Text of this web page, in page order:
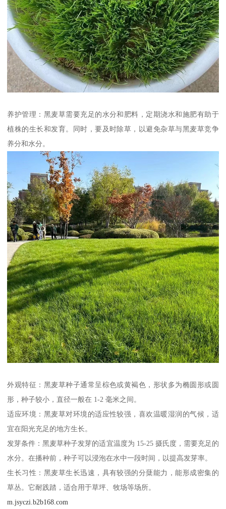
养护管理：黑麦草需要充足的水分和肥料，定期浇水和施肥有助于
植株的生长和发育。同时，要及时除草，以避免杂草与黑麦草竞争
养分和水分。
外观特征：黑麦草种子通常呈棕色或黄褐色，形状多为椭圆形或圆
形，种子较小，直径一般在 1-2 毫米之间。
适应环境：黑麦草对环境的适应性较强，喜欢温暖湿润的气候，适
宜在阳光充足的地方生长。
发芽条件：黑麦草种子发芽的适宜温度为 15-25 摄氏度，需要充足的
水分。在播种前，种子可以浸泡在水中一段时间，以提高发芽率。
生长习性：黑麦草生长迅速，具有较强的分蘖能力，能形成密集的
草丛。它耐践踏，适合用于草坪、牧场等场所。
m.jsyczi.b2b168.com